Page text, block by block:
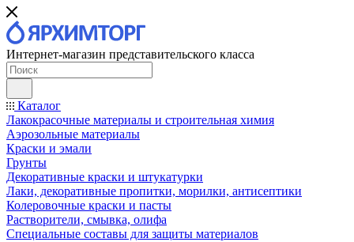
Интернет-магазин представительского класса
Каталог
Лакокрасочные материалы и строительная химия
Аэрозольные материалы
Краски и эмали
Грунты
Декоративные краски и штукатурки
Лаки, декоративные пропитки, морилки, антисептики
Колеровочные краски и пасты
Растворители, смывка, олифа
Специальные составы для защиты материалов